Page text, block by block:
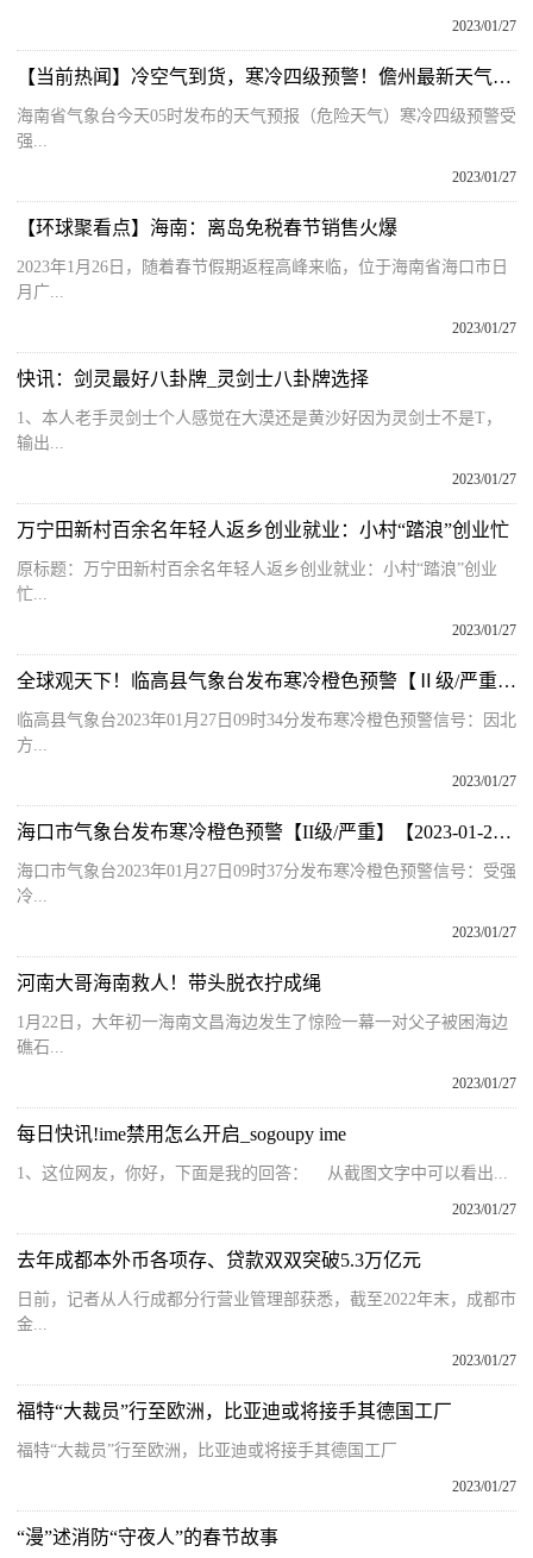
2023/01/27
【当前热闻】冷空气到货，寒冷四级预警！儋州最新天气预报​
海南省气象台今天05时发布的天气预报（危险天气）寒冷四级预警受
强...
2023/01/27
【环球聚看点】海南：离岛免税春节销售火爆
2023年1月26日，随着春节假期返程高峰来临，位于海南省海口市日
月广...
2023/01/27
快讯：剑灵最好八卦牌_灵剑士八卦牌选择
1、本人老手灵剑士个人感觉在大漠还是黄沙好因为灵剑士不是T，
输出...
2023/01/27
万宁田新村百余名年轻人返乡创业就业：小村“踏浪”创业忙
原标题：万宁田新村百余名年轻人返乡创业就业：小村“踏浪”创业
忙...
2023/01/27
全球观天下！临高县气象台发布寒冷橙色预警【Ⅱ级/严重】【2023-01-27】
临高县气象台2023年01月27日09时34分发布寒冷橙色预警信号：因北
方...
2023/01/27
海口市气象台发布寒冷橙色预警【II级/严重】【2023-01-27】
海口市气象台2023年01月27日09时37分发布寒冷橙色预警信号：受强
冷...
2023/01/27
河南大哥海南救人！带头脱衣拧成绳
1月22日，大年初一海南文昌海边发生了惊险一幕一对父子被困海边
礁石...
2023/01/27
每日快讯!ime禁用怎么开启_sogoupy ime
1、这位网友，你好，下面是我的回答： 从截图文字中可以看出...
2023/01/27
去年成都本外币各项存、贷款双双突破5.3万亿元
日前，记者从人行成都分行营业管理部获悉，截至2022年末，成都市
金...
2023/01/27
福特“大裁员”行至欧洲，比亚迪或将接手其德国工厂
福特“大裁员”行至欧洲，比亚迪或将接手其德国工厂
2023/01/27
“漫”述消防“守夜人”的春节故事